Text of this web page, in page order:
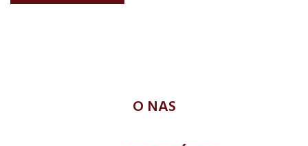
O NAS